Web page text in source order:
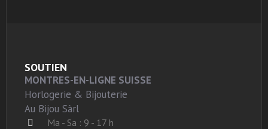
SOUTIEN
MONTRES-EN-LIGNE SUISSE
Horlogerie & Bijouterie
Au Bijou Sàrl
Ma - Sa : 9 - 17 h